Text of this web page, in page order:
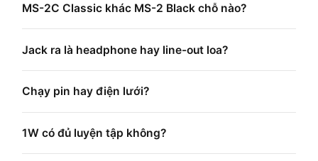
MS-2C Classic khác MS-2 Black chỗ nào?
Jack ra là headphone hay line-out loa?
Chạy pin hay điện lưới?
1W có đủ luyện tập không?